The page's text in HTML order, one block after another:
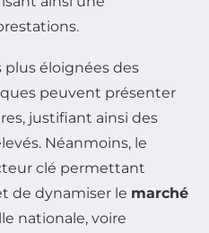
éloignées des
peuvent présenter
justifiant ainsi des
Néanmoins, le
clé permettant
de dynamiser le marché
nationale, voire